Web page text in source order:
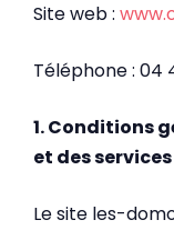
Site web :
Téléphone : 04
1. Conditions
et des
Le site les-